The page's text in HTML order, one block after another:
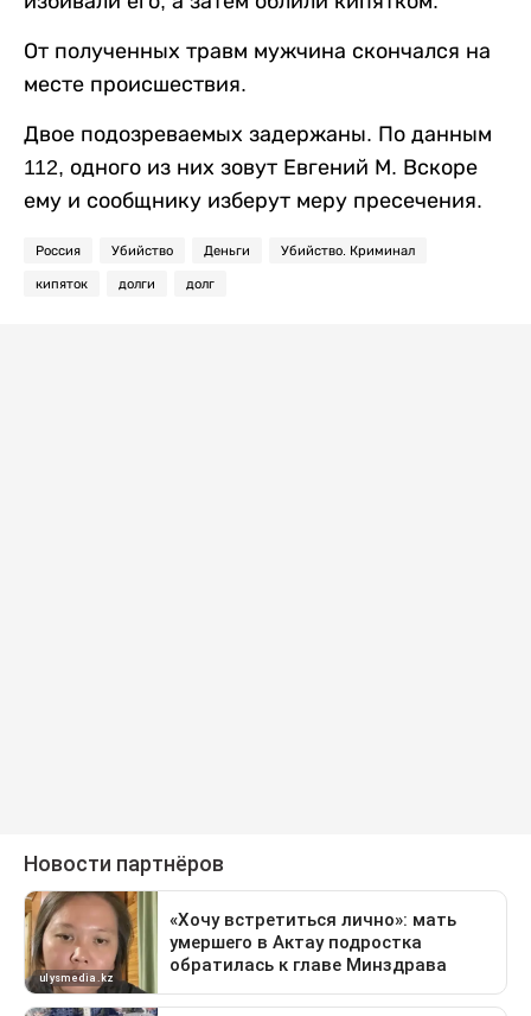
От полученных травм мужчина скончался на
месте происшествия.
Двое подозреваемых задержаны. По данным
112, одного из них зовут Евгений М. Вскоре
ему и сообщнику изберут меру пресечения.
Россия Убийство Деньги Убийство. Криминал
кипяток долги долг